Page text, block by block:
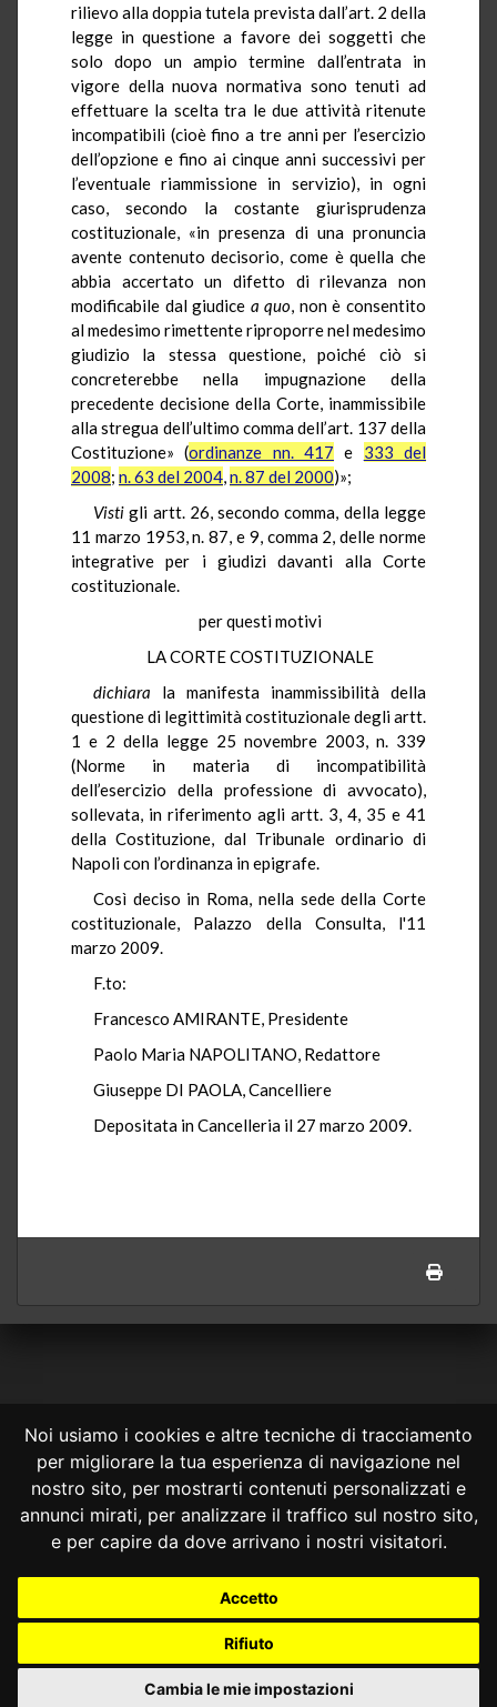
Noi usiamo i cookies e altre tecniche di tracciamento
per migliorare la tua esperienza di navigazione nel
nostro sito, per mostrarti contenuti personalizzati e
annunci mirati, per analizzare il traffico sul nostro sito,
e per capire da dove arrivano i nostri visitatori.
Accetto
Rifiuto
Cambia le mie impostazioni
rilievo alla doppia tutela prevista dall’art. 2 della
legge in questione a favore dei soggetti che
solo dopo un ampio termine dall’entrata in
vigore della nuova normativa sono tenuti ad
effettuare la scelta tra le due attività ritenute
incompatibili (cioè fino a tre anni per l’esercizio
dell’opzione e fino ai cinque anni successivi per
l’eventuale riammissione in servizio), in ogni
caso, secondo la costante giurisprudenza
costituzionale, «in presenza di una pronuncia
avente contenuto decisorio, come è quella che
abbia accertato un difetto di rilevanza non
modificabile dal giudice a quo, non è consentito
al medesimo rimettente riproporre nel medesimo
giudizio la stessa questione, poiché ciò si
concreterebbe nella impugnazione della
precedente decisione della Corte, inammissibile
alla stregua dell’ultimo comma dell’art. 137 della
Costituzione» (ordinanze nn. 417 e 333 del
2008; n. 63 del 2004,n. 87 del 2000)»;
Visti gli artt. 26, secondo comma, della legge
11 marzo 1953, n. 87, e 9, comma 2, delle norme
integrative per i giudizi davanti alla Corte
costituzionale.
per questi motivi
LA CORTE COSTITUZIONALE
dichiara la manifesta inammissibilità della
questione di legittimità costituzionale degli artt.
1 e 2 della legge 25 novembre 2003, n. 339
(Norme in materia di incompatibilità
dell’esercizio della professione di avvocato),
sollevata, in riferimento agli artt. 3, 4, 35 e 41
della Costituzione, dal Tribunale ordinario di
Napoli con l’ordinanza in epigrafe.
Così deciso in Roma, nella sede della Corte
costituzionale, Palazzo della Consulta, l'11
marzo 2009.
F.to:
Francesco AMIRANTE, Presidente
Paolo Maria NAPOLITANO, Redattore
Giuseppe DI PAOLA, Cancelliere
Depositata in Cancelleria il 27 marzo 2009.
CONSULTA ONLINE DAL 1995 -NOTE LEGALI
Consulta OnLine non ha prodotto e non è responsabile per i contenuti e
le informazioni legali di siti collegati.
costituisce una relazione di consulenza legale.
Nessuno deve confidare o agire in base alle informazioni disponibili in
info@giurcost.org| Giurisprudenza Costituzionale|
Consulta OnLine| @giurcost